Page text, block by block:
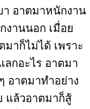
า อาตมาหนักงาน
งานนอก เมื่อย
าก็ไม่ได้ เพราะ
ลกอะไร อาตมา
อาตมาทำอย่าง
แล้วอาตมาก็สู้